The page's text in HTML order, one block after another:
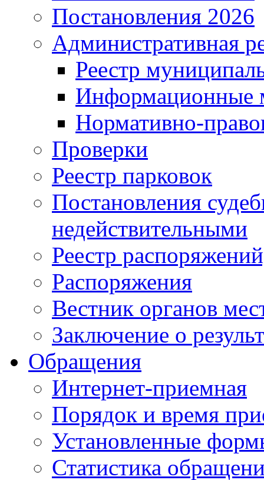
Постановления 2026
Административная
Реестр
Информационные
Нормативно-
Проверки
Реестр парковок
Постановления
недействительными
Реестр
Распоряжения
Вестник органов
Заключение о
Обращения
Интернет-приемная
Порядок и время
Установленные
Статистика